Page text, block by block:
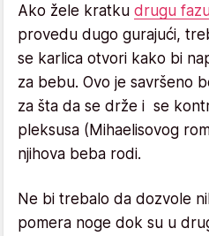
Ako žele kratku drugu
provedu dugo gurajući,
se karlica otvori kako bi
za bebu. Ovo je savršeno
za šta da se drže i se
pleksusa (Mihaelisovog
njihova beba rodi.
Ne bi trebalo da dozvole
pomera noge dok su u